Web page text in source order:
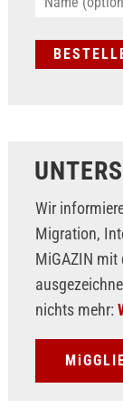
Wir
Migration,
MiGAZIN mit
nichts mehr: